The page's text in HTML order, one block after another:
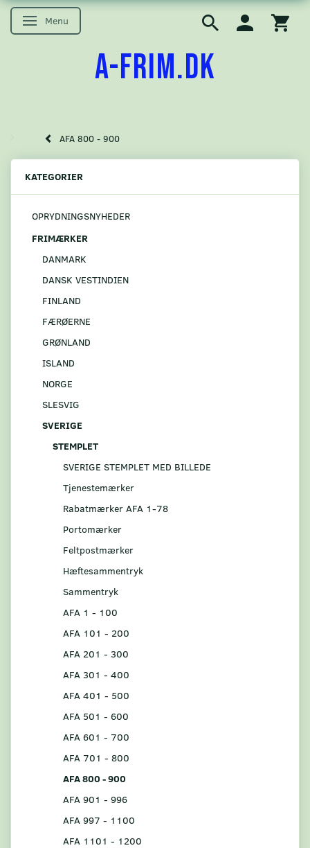
Skifte navigation
Menu
A-FRIM.DK
AFA 800 - 900
KATEGORIER
OPRYDNINGSNYHEDER
FRIMÆRKER
DANMARK
DANSK VESTINDIEN
FINLAND
FÆRØERNE
GRØNLAND
ISLAND
NORGE
SLESVIG
SVERIGE
STEMPLET
SVERIGE STEMPLET MED BILLEDE
Tjenestemærker
Rabatmærker AFA 1-78
Portomærker
Feltpostmærker
Hæftesammentryk
Sammentryk
AFA 1 - 100
AFA 101 - 200
AFA 201 - 300
AFA 301 - 400
AFA 401 - 500
AFA 501 - 600
AFA 601 - 700
AFA 701 - 800
AFA 800 - 900
AFA 901 - 996
AFA 997 - 1100
AFA 1101 - 1200